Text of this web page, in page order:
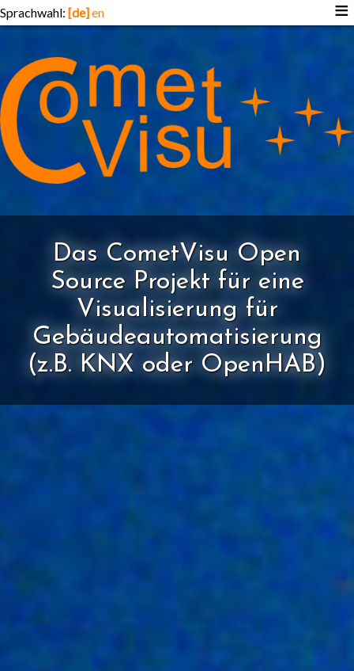
≡
Sprachwahl: [de]en
Das CometVisu Open
Source Projekt für eine
Visualisierung für
Gebäudeautomatisierung
(z.B. KNX oder OpenHAB)